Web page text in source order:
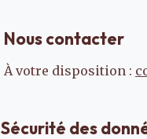
Nous contacter
À votre disposition :
Sécurité des